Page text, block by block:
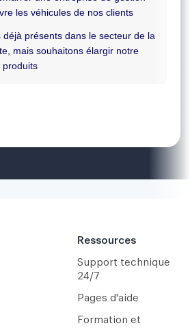
Ressources
Support technique
24/7
Pages d'aide
Formation et